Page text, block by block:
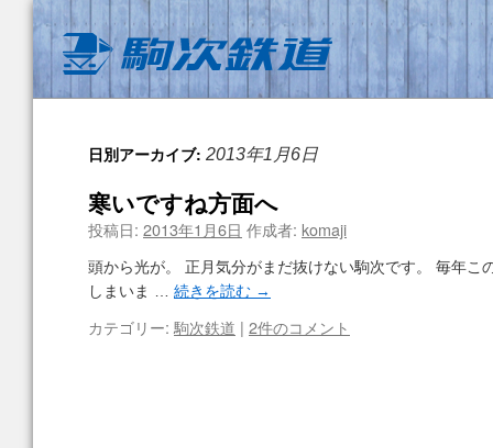
日別アーカイブ: 2013年1月6日
寒いですね方面へ
投稿日: 2013年1月6日 作成者: komaji
頭から光が。 正月気分がまだ抜けない駒次です。 毎年こ
しまいま … 続きを読む →
カテゴリー: 駒次鉄道 | 2件のコメント